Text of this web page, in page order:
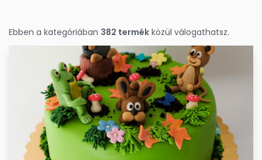
Ebben a kategóriában 382 termék közül válogathatsz.